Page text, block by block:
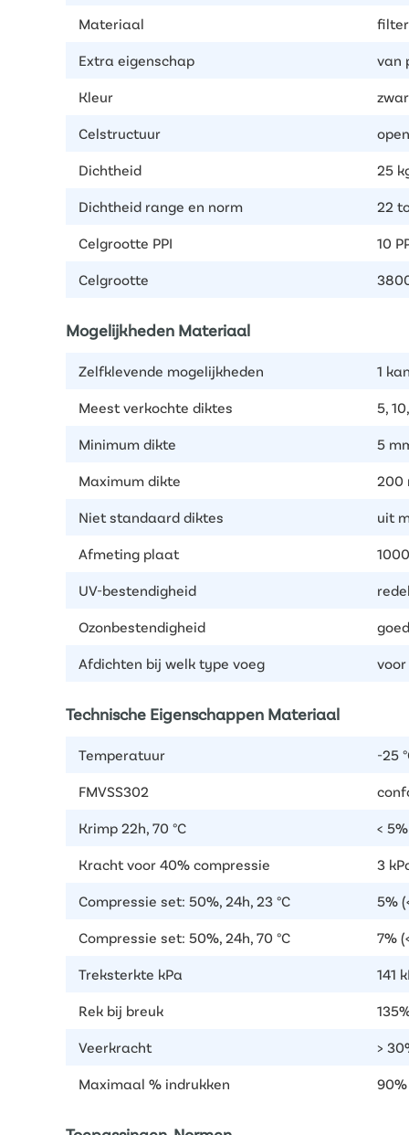
Materiaal
Extra eigenschap van
Kleur
Celstructuur
Dichtheid 25
Dichtheid range en norm 22
Celgrootte PPI 10
Celgrootte
Mogelijkheden Materiaal
Zelfklevende mogelijkheden 1
Meest verkochte diktes 5,
Minimum dikte 5
Maximum dikte 200
Niet standaard diktes uit
Afmeting plaat
UV-bestendigheid
Ozonbestendigheid goed
Afdichten bij welk type voeg
Technische Eigenschappen Materiaal
Temperatuur -25
FMVSS302
Krimp 22h, 70 °C < 5%
Kracht voor 40% compressie 3
Compressie set: 50%, 24h, 23 °C 5%
Compressie set: 50%, 24h, 70 °C 7%
Treksterkte kPa 141
Rek bij breuk
Veerkracht >
Maximaal % indrukken 90%